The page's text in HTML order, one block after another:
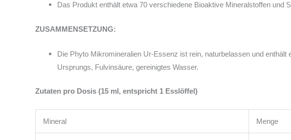
Das Produkt enthält etwa 70 verschiedene Bioaktive Mineralstoffen und
ZUSAMMENSETZUNG:
Die Phyto Mikromineralien Ur-Essenz ist rein, naturbelassen und
Ursprungs, Fulvinsäure, gereinigtes Wasser.
Zutaten pro Dosis (15 ml, entspricht 1 Esslöffel)
Mineral Menge